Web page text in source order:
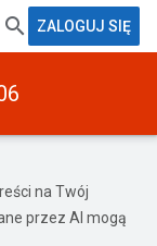
ZALOGUJ SIĘ
na Twój
przez AI mogą